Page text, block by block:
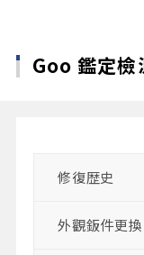
Goo 鑑定檢
修復歴史
外觀鈑件更換